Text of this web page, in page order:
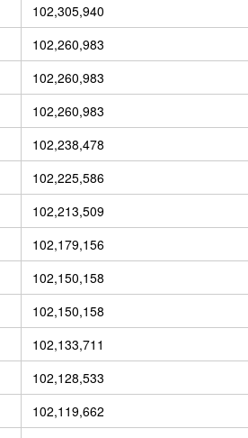
102,305,940
102,260,983
102,260,983
102,260,983
102,238,478
102,225,586
102,213,509
102,179,156
102,150,158
102,150,158
102,133,711
102,128,533
102,119,662